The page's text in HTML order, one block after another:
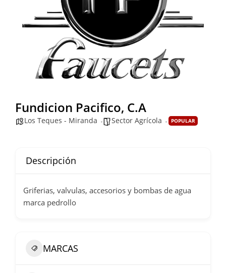
Fundicion Pacifico, C.A
Los Teques - Miranda Sector Agrícola POPULAR
Descripción
Griferias, valvulas, accesorios y bombas de agua
marca pedrollo
MARCAS